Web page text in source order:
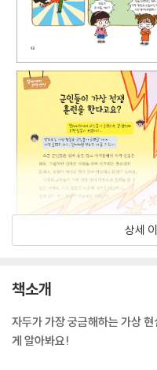
상세
책소개
자두가 가장 궁금해하는 가상
게 알아봐요!